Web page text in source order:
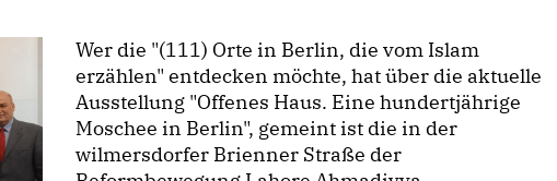
Wer die "(111) Orte in Berlin, die vom Islam
erzählen" entdecken möchte, hat über die aktuelle
Ausstellung "Offenes Haus. Eine hundertjährige
Moschee in Berlin", gemeint ist die in der
wilmersdorfer Brienner Straße der